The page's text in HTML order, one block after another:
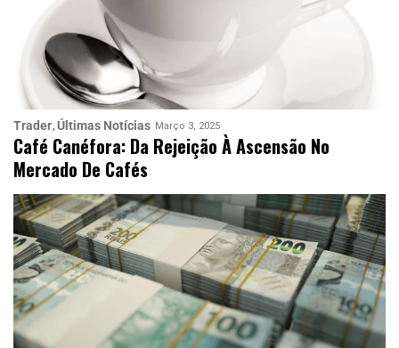
Trader Últimas Notícias Março 3, 2025
Café Canéfora: Da Rejeição À Ascensão No
Mercado De Cafés